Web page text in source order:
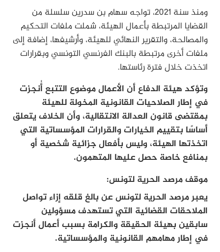
ومنذ سنة 2021، تواجه سهام بن سدرين سلسلة من
القضايا المرتبطة بأعمال الهيئة، شملت ملفات التحكيم
والمصالحة، والتقرير النهائي للهيئة، وأرشيفها، إضافة إلى
ملفات أخرى مرتبطة بالبنك الفرنسي التونسي وبقرارات
اتخذت خلال فترة رئاستها.
وتؤكد هيئة الدفاع أن الأعمال موضوع التتبع أُنجزت
في إطار الصلاحيات القانونية المخولة للهيئة
بمقتضى قانون العدالة الانتقالية، وأن الخلاف يتعلق
أساسًا بتقييم الخيارات والقرارات المؤسساتية التي
اتخذتها الهيئة، وليس بأفعال جزائية شخصية أو
بمنافع خاصة حصل عليها المتهمون.
موقف مرصد الحرية لتونس:
يعبر مرصد الحرية لتونس عن بالغ قلقه إزاء تواصل
الملاحقات القضائية التي تستهدف مسؤولين
سابقين بهيئة الحقيقة والكرامة بسبب أعمال أنجزت
في إطار مهامهم القانونية والمؤسساتية.